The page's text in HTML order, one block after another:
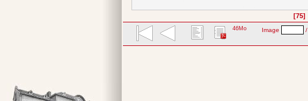
[75]
46Mo Image